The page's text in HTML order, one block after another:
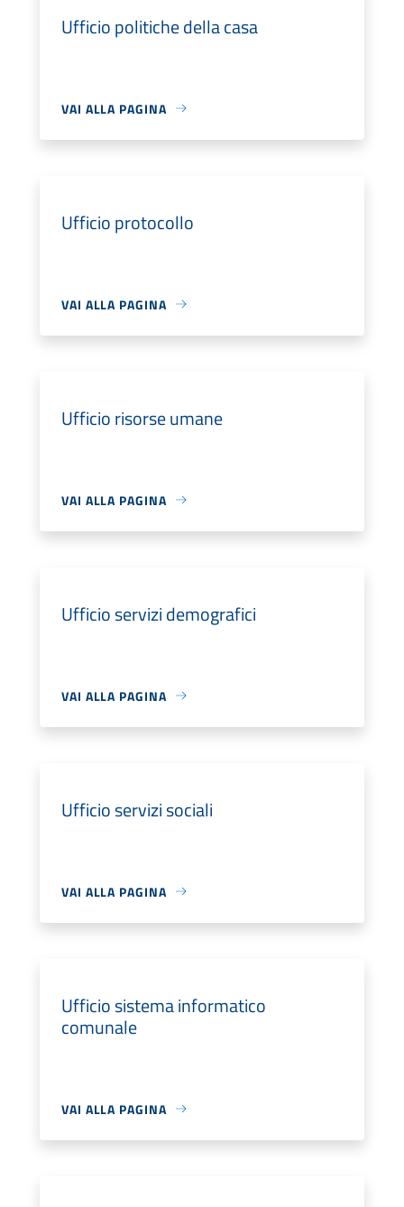
Ufficio politiche della casa
VAI ALLA PAGINA
Ufficio protocollo
VAI ALLA PAGINA
Ufficio risorse umane
VAI ALLA PAGINA
Ufficio servizi demografici
VAI ALLA PAGINA
Ufficio servizi sociali
VAI ALLA PAGINA
Ufficio sistema informatico
comunale
VAI ALLA PAGINA